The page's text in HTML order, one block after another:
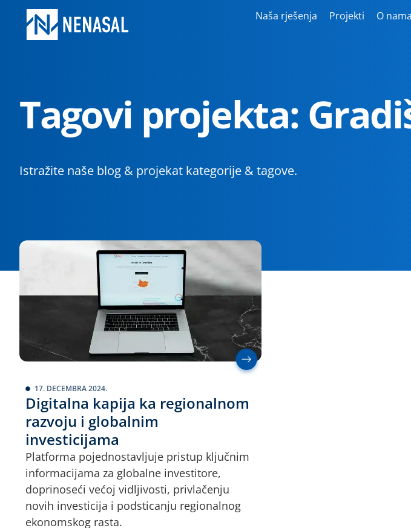
Naša rješenja Projekti O nama
Tagovi projekta:
Istražite naše blog & projekat kategorije & tagove.
17. DECEMBRA 2024.
Digitalna kapija ka regionalnom
razvoju i globalnim
investicijama
Platforma pojednostavljuje pristup ključnim
informacijama za globalne investitore,
doprinoseći većoj vidljivosti, privlačenju
novih investicija i podsticanju regionalnog
ekonomskog rasta.